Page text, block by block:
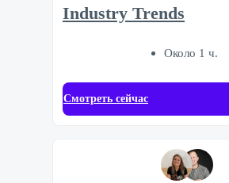
Industry Trends
Около 1 ч.
Смотреть сейчас